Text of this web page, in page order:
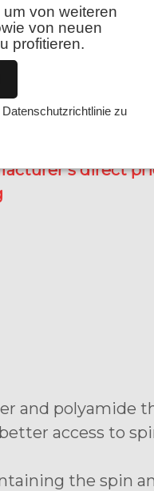
retail
direct
and polyamide
access to
the spin
von weiteren
von neuen
profitieren.
zu